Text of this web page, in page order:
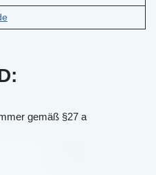
gemäß §27 a